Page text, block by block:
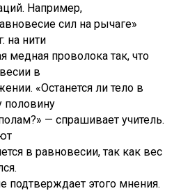
Например,
сил на рычаге»
на нити
медная проволока так, что
в
«Останется ли тело в
половину
— спрашивает учитель.
в равновесии, так как вес
подтверждает этого мнения.